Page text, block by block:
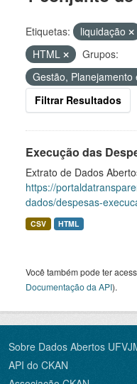
Etiquetas: liquidação
HTML
Grupos:
Gestão,
Filtrar Resultados
Execução das
Extrato de Dados
https://
dados/despesas-
CSV HTML
Você também pode ter
Documentação da API).
Sobre Dados Abertos
API do CKAN